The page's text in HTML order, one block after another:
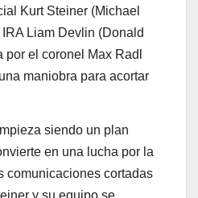
Kurt Steiner (Michael
Liam Devlin (Donald
el coronel Max Radl
maniobra para acortar
siendo un plan
en una lucha por la
comunicaciones cortadas